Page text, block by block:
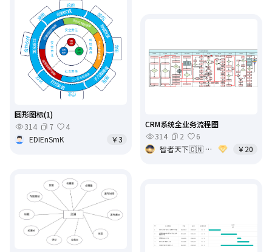
圆形图标(1)
314
7
4
EDIEnSmK
￥3
CRM系统全业务流程图
314
2
6
智者天下🇨🇳 ｜Carl
￥20